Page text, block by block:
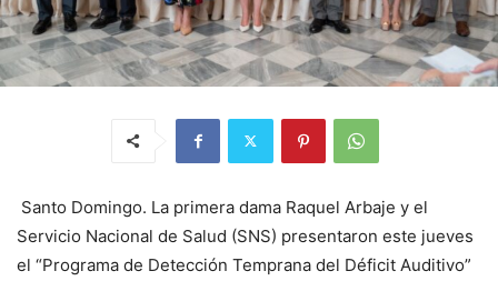
Santo Domingo. La primera dama Raquel Arbaje y el
Servicio Nacional de Salud (SNS) presentaron este jueves
el “Programa de Detección Temprana del Déficit Auditivo”